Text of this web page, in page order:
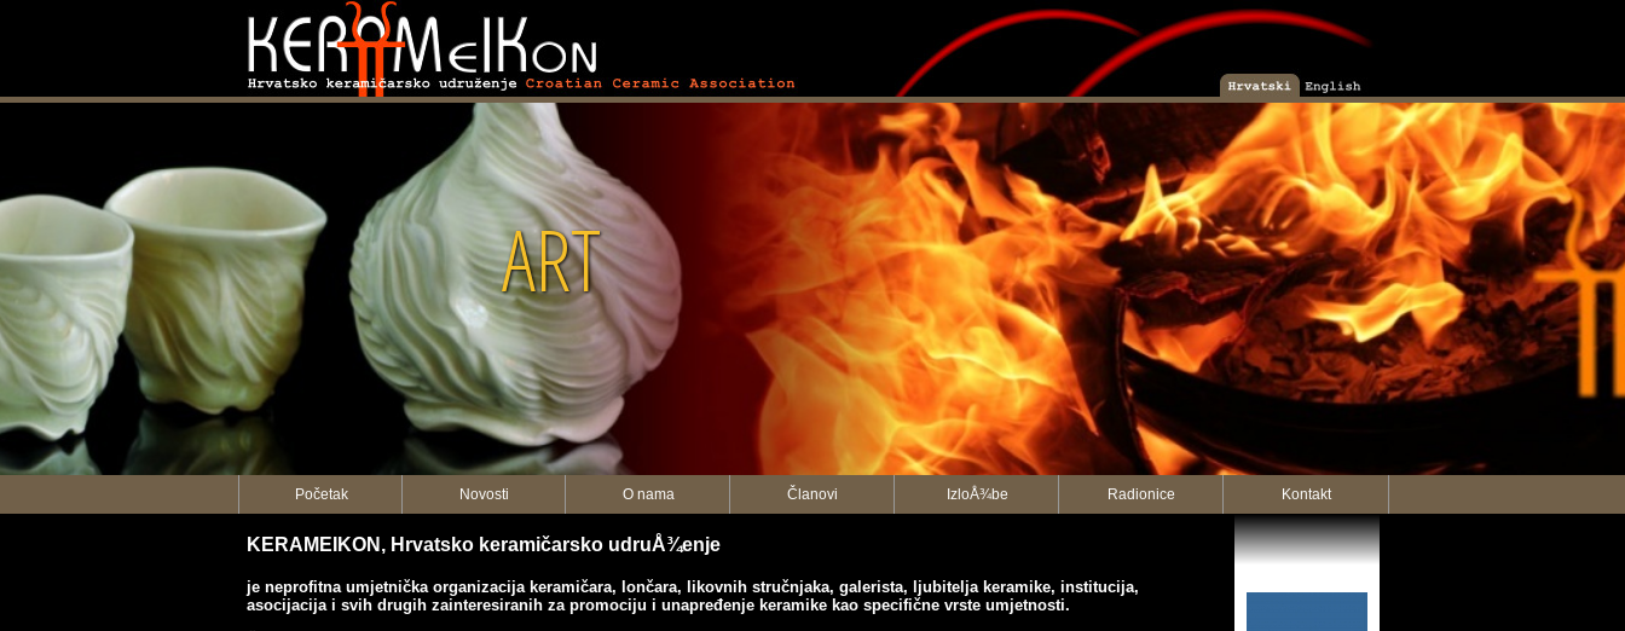
KERAMEIKON
Početak Novosti O nama Članovi IzloÅ¾be Radionice Kontakt
KERAMEIKON, Hrvatsko keramičarsko udruÅ¾enje
je neprofitna umjetnička organizacija keramičara, lončara, likovnih stručnjaka, galerista, ljubitelja keramike, institucija,
asocijacija i svih drugih zainteresiranih za promociju i unapređenje keramike kao specifične vrste umjetnosti.